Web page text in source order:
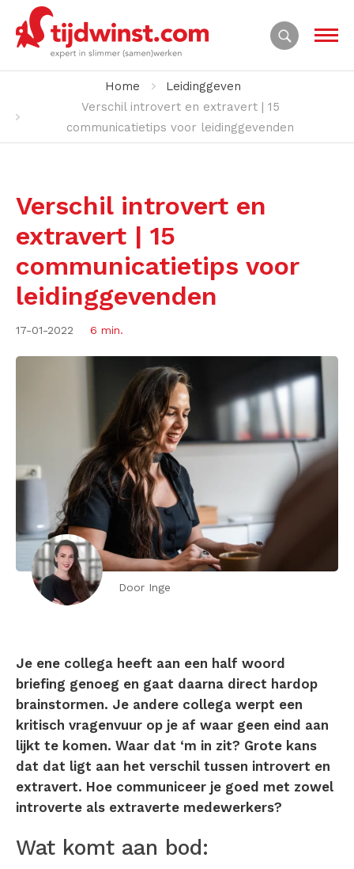
Home
Leidinggeven
Verschil introvert en extravert | 15
communicatietips voor leidinggevenden
Verschil introvert en
extravert | 15
communicatietips voor
leidinggevenden
17-01-2022 6 min.
Door Inge
Je ene collega heeft aan een half woord
briefing genoeg en gaat daarna direct hardop
brainstormen. Je andere collega werpt een
kritisch vragenvuur op je af waar geen eind aan
lijkt te komen. Waar dat ‘m in zit? Grote kans
dat dat ligt aan het verschil tussen introvert en
extravert. Hoe communiceer je goed met zowel
introverte als extraverte medewerkers?
Wat komt aan bod: